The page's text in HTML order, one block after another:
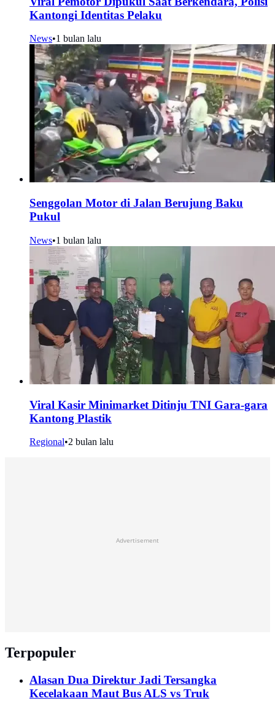
Kantongi Identitas Pelaku
News•1 bulan lalu
Senggolan Motor di Jalan Berujung Baku
Pukul
News•1 bulan lalu
Viral Kasir Minimarket Ditinju TNI Gara-gara
Kantong Plastik
Regional•2 bulan lalu
Advertisement
Terpopuler
Alasan Dua Direktur Jadi Tersangka
Kecelakaan Maut Bus ALS vs Truk